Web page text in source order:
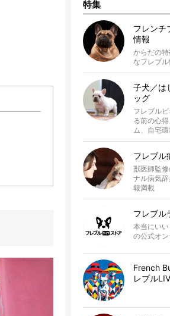
特集
フレンチ
情報
からだの
なフレブル
子犬／は
ッグ
フレブル
る前の心
ム、自宅
フレブル
獣医師監
ナル病気
報満載
フレブル
本当にい
の公式オ
French
レブル